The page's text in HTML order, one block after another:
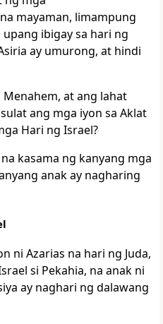
mayaman, limampung
ibigay sa hari ng
ay umurong, at hindi
at ang lahat
ang mga iyon sa Aklat
Hari ng Israel?
kasama ng kanyang mga
anak ay nagharing
ni Azarias na hari ng Juda,
si Pekahia, na anak ni
ay naghari ng dalawang